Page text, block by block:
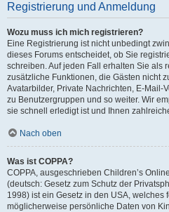
Registrierung und Anmeldung
Wozu muss ich mich registrieren?
Eine Registrierung ist nicht unbedingt
dieses Forums entscheidet, ob Sie
schreiben. Auf jeden Fall erhalten Sie als
zusätzliche Funktionen, die Gästen nicht
Avatarbilder, Private Nachrichten, E-Mail-
zu Benutzergruppen und so weiter. Wir
sie schnell erledigt ist und Ihnen
Nach oben
Was ist COPPA?
COPPA, ausgeschrieben Children’s
(deutsch: Gesetz zum Schutz der
1998) ist ein Gesetz in den USA, welches
möglicherweise persönliche Daten von